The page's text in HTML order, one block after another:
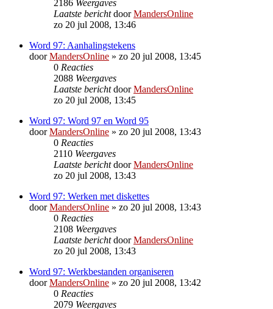
2186 Weergaves
Laatste berichtdoorMandersOnline
zo 20 jul 2008, 13:46
Word 97: Aanhalingstekens
doorMandersOnline » zo 20 jul 2008, 13:45
0 Reacties
2088 Weergaves
Laatste berichtdoorMandersOnline
zo 20 jul 2008, 13:45
Word 97: Word 97 en Word 95
doorMandersOnline » zo 20 jul 2008, 13:43
0 Reacties
2110 Weergaves
Laatste berichtdoorMandersOnline
zo 20 jul 2008, 13:43
Word 97: Werken met diskettes
doorMandersOnline » zo 20 jul 2008, 13:43
0 Reacties
2108 Weergaves
Laatste berichtdoorMandersOnline
zo 20 jul 2008, 13:43
Word 97: Werkbestanden organiseren
doorMandersOnline » zo 20 jul 2008, 13:42
0 Reacties
2079 Weergaves